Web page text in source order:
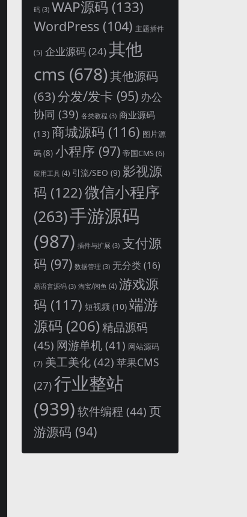
码 (3) WAP源码 (133)
WordPress (104) 主题插件
(5) 企业源码 (24)其他
cms (678)其他源码
(63)分发/发卡 (95) 办公
协同 (39) 各类教程 (3) 商业源码
(13) 商城源码 (116) 图片源
码(8) 小程序 (97) 帝国CMS(6)
应用工具 (4) 引流/SEO (9) 影视源
码 (122)微信小程序
(263)手游源码
(987) 插件与扩展 (3) 支付源
码 (97) 数据管理 (3) 无分类(16)
易语言源码 (3) 淘宝/闲鱼 (4) 游戏源
码 (117) 短视频 (10) 端游
源码 (206)精品源码
(45) 网游单机 (41) 网站源码
(7) 美工美化 (42) 苹果CMS
(27)行业整站
(939)软件编程 (44)页
游源码 (94)